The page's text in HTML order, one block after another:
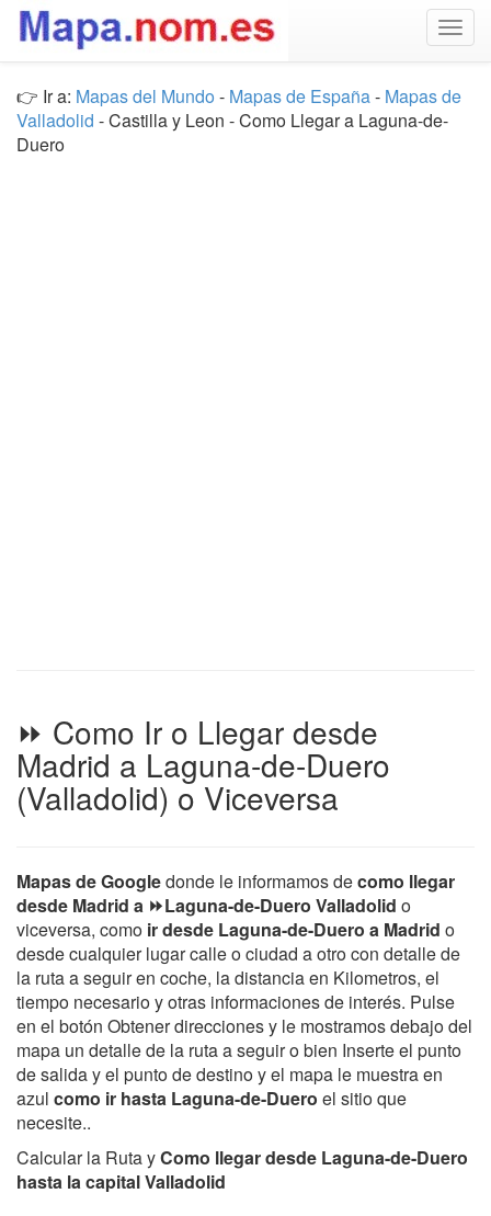
👉 Ir a: Mapas del Mundo - Mapas de España- Mapas de
Valladolid - Castilla y Leon - Como Llegar a Laguna-de-
Duero
⏩ Como Ir o Llegar desde
Madrid a Laguna-de-Duero
(Valladolid) o Viceversa
Mapas de Googledonde le informamos decomo llegar
desde Madrid a ⏩Laguna-de-Duero Valladolid o
viceversa, como ir desde Laguna-de-Duero a Madrid o
desde cualquier lugar calle o ciudad a otro con detalle de
la ruta a seguir en coche, la distancia en Kilometros, el
tiempo necesario y otras informaciones de interés. Pulse
en el botón Obtener direcciones y le mostramos debajo del
mapa un detalle de la ruta a seguir o bien Inserte el punto
de salida y el punto de destino y el mapa le muestra en
azul como ir hasta Laguna-de-Duero el sitio que
necesite..
Calcular la Ruta yComo llegar desde Laguna-de-Duero
hasta la capital Valladolid